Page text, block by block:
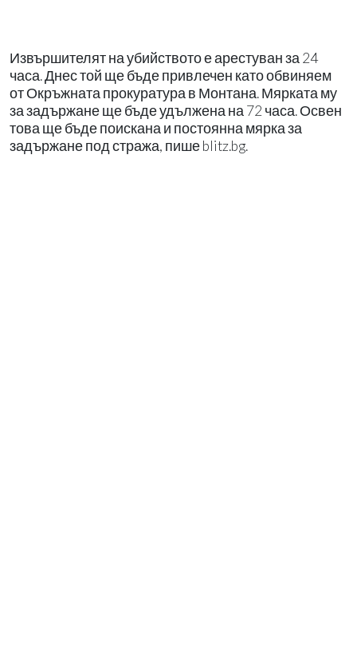
Извършителят на убийството е арестуван за 24
часа. Днес той ще бъде привлечен като обвиняем
от Окръжната прокуратура в Монтана. Мярката му
за задържане ще бъде удължена на 72 часа. Освен
това ще бъде поискана и постоянна мярка за
задържане под стража, пише blitz.bg.